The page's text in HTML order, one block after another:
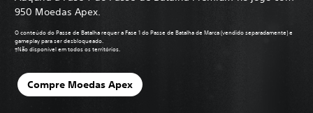
950 Moedas Apex.
O conteúdo do Passe de Batalha requer a Fase 1 do Passe de Batalha de Marca (vendido separadamente) e
gameplay para ser desbloqueado.
†Não disponível em todos os territórios.
Compre Moedas Apex